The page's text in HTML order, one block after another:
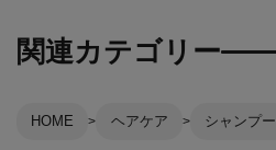
関連カテゴリー
HOME ヘアケア シャンプー